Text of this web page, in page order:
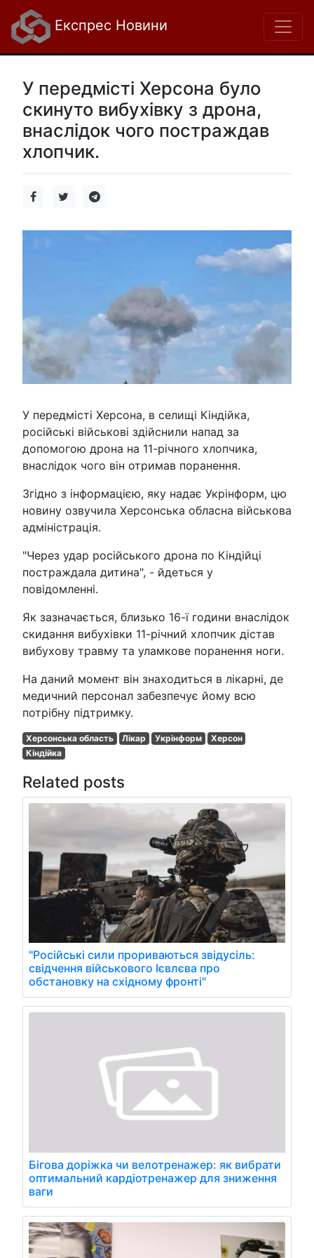
Експрес Новини
У передмісті Херсона було
скинуто вибухівку з дрона,
внаслідок чого постраждав
хлопчик.
У передмісті Херсона, в селищі Кіндійка,
російські військові здійснили напад за
допомогою дрона на 11-річного хлопчика,
внаслідок чого він отримав поранення.
Згідно з інформацією, яку надає Укрінформ, цю
новину озвучила Херсонська обласна військова
адміністрація.
"Через удар російського дрона по Кіндійці
постраждала дитина", - йдеться у
повідомленні.
Як зазначається, близько 16-ї години внаслідок
скидання вибухівки 11-річний хлопчик дістав
вибухову травму та уламкове поранення ноги.
На даний момент він знаходиться в лікарні, де
медичний персонал забезпечує йому всю
потрібну підтримку.
Херсонська область Лікар Укрінформ
Херсон
Кіндійка
Related posts
"Російські сили прориваються звідусіль:
свідчення військового Ієвлєва про
обстановку на східному фронті"
Бігова доріжка чи велотренажер: як вибрати
оптимальний кардіотренажер для зниження
ваги